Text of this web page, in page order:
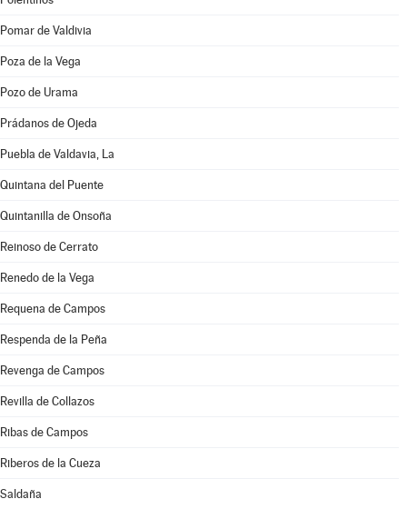
Pomar de Valdivia
Poza de la Vega
Pozo de Urama
Prádanos de Ojeda
Puebla de Valdavia, La
Quintana del Puente
Quintanilla de Onsoña
Reinoso de Cerrato
Renedo de la Vega
Requena de Campos
Respenda de la Peña
Revenga de Campos
Revilla de Collazos
Ribas de Campos
Riberos de la Cueza
Saldaña